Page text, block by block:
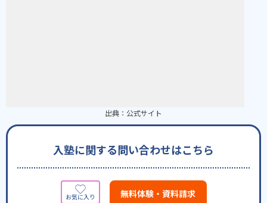
出典： 公式サイト
入塾に関する問い合わせはこちら
無料体験・資料請求